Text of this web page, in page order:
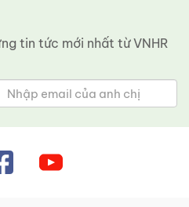
tin tức mới nhất từ ​​VNHR